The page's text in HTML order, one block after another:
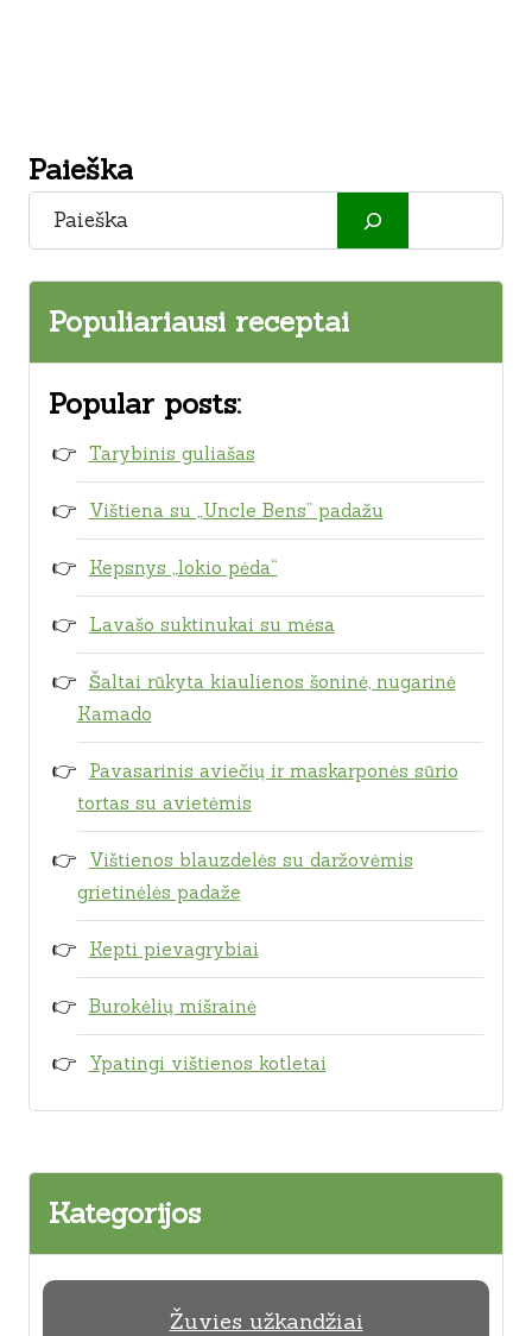
Paieška
Paieška
Populiariausi receptai
Popular posts:
Tarybinis guliašas
Vištiena su „Uncle Bens” padažu
Kepsnys „lokio pėda“
Lavašo suktinukai su mėsa
Šaltai rūkyta kiaulienos šoninė, nugarinė
Kamado
Pavasarinis aviečių ir maskarponės sūrio
tortas su avietėmis
Vištienos blauzdelės su daržovėmis
grietinėlės padaže
Kepti pievagrybiai
Burokėlių mišrainė
Ypatingi vištienos kotletai
Kategorijos
Žuvies užkandžiai